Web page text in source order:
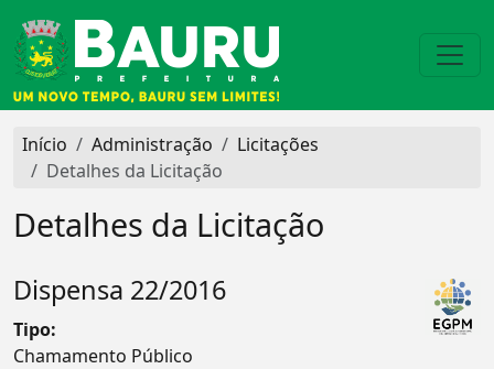
Início Administração
Licitações
Detalhes da Licitação
Detalhes da Licitação
Dispensa 22/2016
Tipo:
Chamamento Público